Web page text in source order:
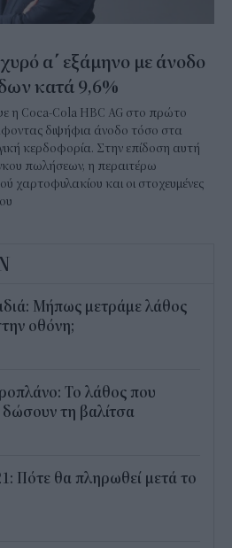
α΄ εξάμηνο με άνοδο
κατά 9,6%
η Coca-Cola HBC AG στο πρώτο
διψήφια άνοδο τόσο στα
κερδοφορία. Στην επίδοση αυτή
πωλήσεων, η περαιτέρω
χαρτοφυλακίου και οι στοχευμένες
Μήπως μετράμε λάθος
οθόνη;
Το λάθος που
δώσουν τη βαλίτσα
Πότε θα πληρωθεί μετά το